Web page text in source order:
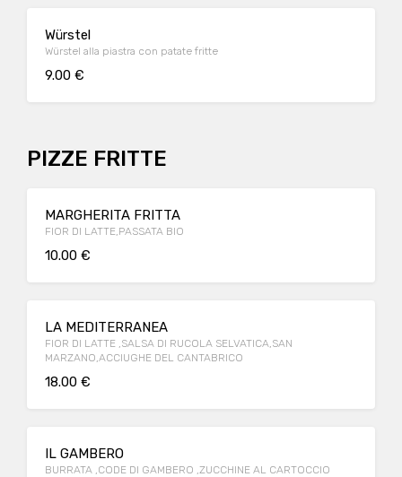
Würstel
Würstel alla piastra con patate fritte
9.00 €
PIZZE FRITTE
MARGHERITA FRITTA
FIOR DI LATTE,PASSATA BIO
10.00 €
LA MEDITERRANEA
FIOR DI LATTE ,SALSA DI RUCOLA SELVATICA,SAN
MARZANO,ACCIUGHE DEL CANTABRICO
18.00 €
IL GAMBERO
BURRATA ,CODE DI GAMBERO ,ZUCCHINE AL CARTOCCIO